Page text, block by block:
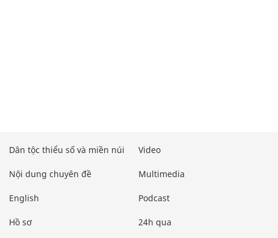
Dân tộc thiểu số và miền núi
Nội dung chuyên đề
English
Hồ sơ
Video
Multimedia
Podcast
24h qua